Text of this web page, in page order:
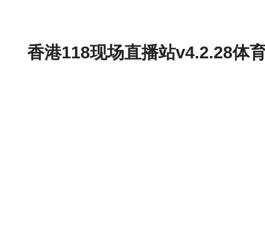
香港118现场直播站v4.2.28体